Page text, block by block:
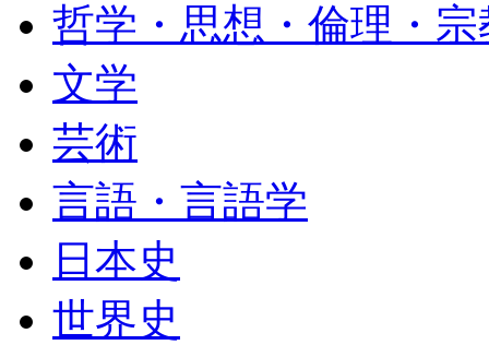
哲学・思想・倫理・宗
文学
芸術
言語・言語学
日本史
世界史